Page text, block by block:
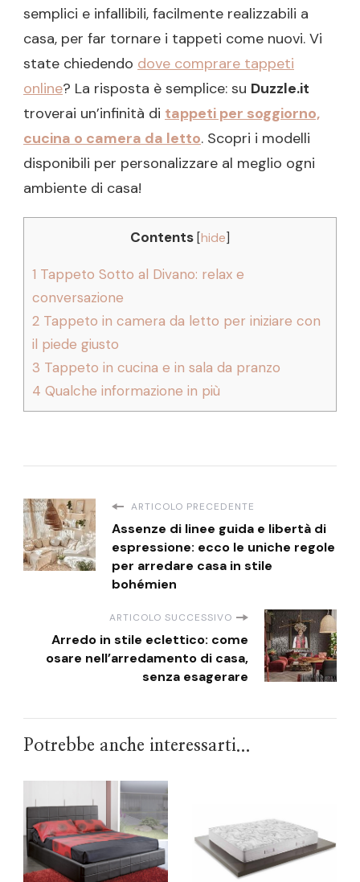
semplici e infallibili, facilmente realizzabili a
casa, per far tornare i tappeti come nuovi. Vi
state chiedendo dove comprare tappeti
online? La risposta è semplice: su Duzzle.it
troverai un’infinità di tappeti per soggiorno,
cucina o camera da letto. Scopri i modelli
disponibili per personalizzare al meglio ogni
ambiente di casa!
Contents [hide
1 Tappeto Sotto al Divano: relax e
conversazione
2 Tappeto in camera da letto per iniziare con
il piede giusto
3 Tappeto in cucina e in sala da pranzo
4 Qualche informazione in più
ARTICOLO PRECEDENTE
Assenze di linee guida e libertà di
espressione: ecco le uniche regole
per arredare casa in stile
bohémien
ARTICOLO SUCCESSIVO
Arredo in stile eclettico: come
osare nell’arredamento di casa,
senza esagerare
Potrebbe anche interessarti...